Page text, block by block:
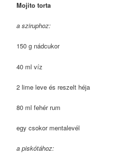
Mojito torta
a sziruphoz:
150 g nádcukor
40 ml víz
2 lime leve és reszelt héja
80 ml fehér rum
egy csokor mentalevél
a piskótához: